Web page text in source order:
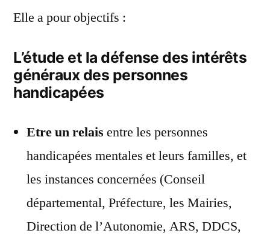
Elle a pour objectifs :
L’étude et la défense des intérêts
généraux des personnes
handicapées
Etre un relais entre les personnes
handicapées mentales et leurs familles, et
les instances concernées (Conseil
départemental, Préfecture, les Mairies,
Direction de l’Autonomie, ARS, DDCS,